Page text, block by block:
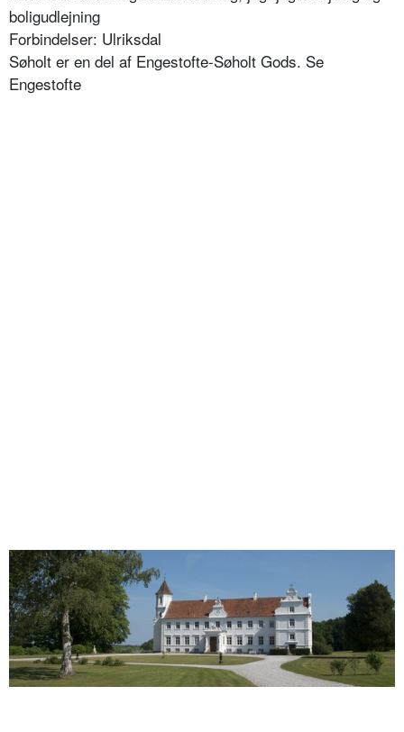
boligudlejning
Forbindelser: Ulriksdal
Søholt er en del af Engestofte-Søholt Gods. Se
Engestofte